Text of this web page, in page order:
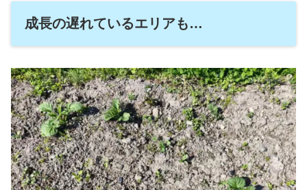
成長の遅れているエリアも…